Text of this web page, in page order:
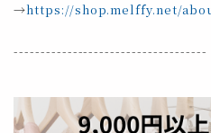
→https://shop.melffy.net/
------------------------------------